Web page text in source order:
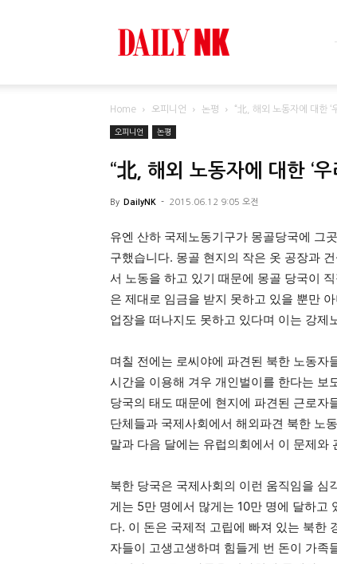
Home 오피니언 논평 “北, 해외 노동자에 대한 ‘
오피니언 논평
“北, 해외 노동자에 대한 ‘
By DailyNK - 2015.06.12 9:05 오전
유엔 산하 국제노동기구가 몽골당국에 그
구했습니다. 몽골 현지의 작은 옷 공장과
서 노동을 하고 있기 때문에 몽골 당국이
은 제대로 임금을 받지 못하고 있을 뿐만
업장을 떠나지도 못하고 있다며 이는 강제
며칠 전에는 로씨야에 파견된 북한 노동자
시간을 이용해 겨우 개인벌이를 한다는 보
당국의 태도 때문에 현지에 파견된 근로자
단체들과 국제사회에서 해외파견 북한 노
말과 다음 달에는 유럽의회에서 이 문제와
북한 당국은 국제사회의 이런 움직임을 심
게는 5만 명에서 많게는 10만 명에 달하고
다. 이 돈은 국제적 고립에 빠져 있는 북한
자들이 고생고생하며 힘들게 번 돈이 가족